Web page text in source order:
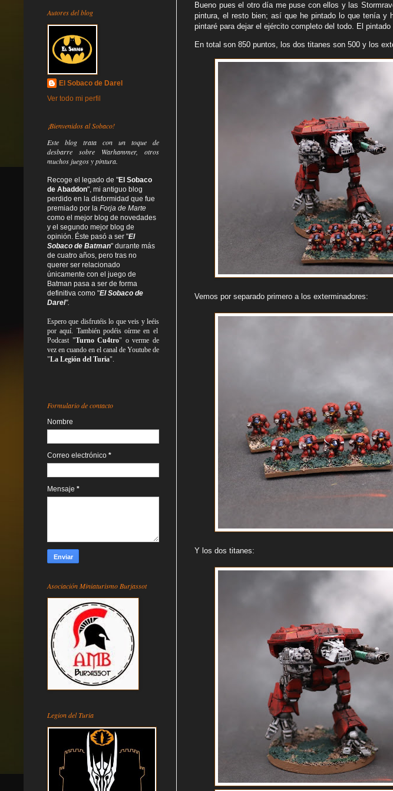
Bueno pues el otro día me puse con ellos y las
pintura, el resto bien; así que he pintado lo que tenía y
pintaré para dejar el ejército completo del todo. El
En total son 850 puntos, los dos titanes son 500 y los
Vemos por separado primero a los exterminadores:
Y los dos titanes:
Autores del blog
El Sobaco de Darel
Ver todo mi perfil
¡Bienvenidos al Sobaco!
Este blog trata con un toque de
desbarre sobre Warhammer, otros
muchos juegos y pintura.
Recoge el legado de "El Sobaco
de Abaddon", mi antiguo blog
perdido en la disformidad que fue
premiado por la Forja de Marte
como el mejor blog de novedades
y el segundo mejor blog de
opinión. Éste pasó a ser "El
Sobaco de Batman" durante más
de cuatro años, pero tras no
querer ser relacionado
únicamente con el juego de
Batman pasa a ser de forma
definitiva como "El Sobaco de
Darel".
Espero que disfrutéis lo queveis yleéis
por aquí. También podéis oírme en el
Podcast "Turno Cu4tro" o verme de
vez en cuando en el canal de Youtube de
"La Legión del Turia".
Formulario de contacto
Nombre
Correo electrónico *
Mensaje *
Asociación Miniaturismo Burjassot
Legion del Turia